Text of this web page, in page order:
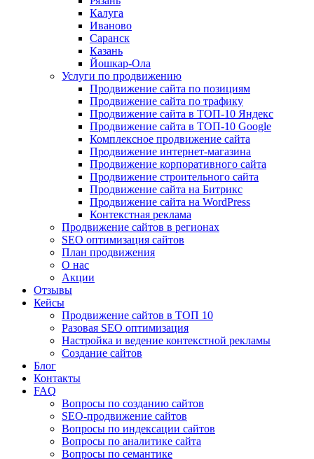
Калуга
Иваново
Саранск
Казань
Йошкар-Ола
Услуги по продвижению
Продвижение сайта по позициям
Продвижение сайта по трафику
Продвижение сайта в ТОП-10 Яндекс
Продвижение сайта в ТОП-10 Google
Комплексное продвижение сайта
Продвижение интернет-магазина
Продвижение корпоративного сайта
Продвижение строительного сайта
Продвижение сайта на Битрикс
Продвижение сайта на WordPress
Контекстная реклама
Продвижение сайтов в регионах
SEO оптимизация сайтов
План продвижения
О нас
Акции
Отзывы
Кейсы
Продвижение сайтов в ТОП 10
Разовая SEO оптимизация
Настройка и ведение контекстной рекламы
Создание сайтов
Блог
Контакты
FAQ
Вопросы по созданию сайтов
SEO-продвижение сайтов
Вопросы по индексации сайтов
Вопросы по аналитике сайта
Вопросы по семантике